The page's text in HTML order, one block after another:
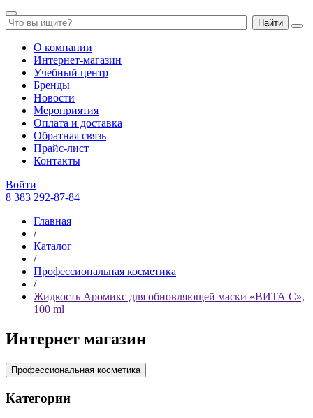
Найти
О компании
Интернет-магазин
Учебный центр
Бренды
Новости
Мероприятия
Оплата и доставка
Обратная связь
Прайс-лист
Контакты
Войти
8 383 292-87-84
Главная
/
Каталог
/
Профессиональная косметика
/
Жидкость Аромикс для обновляющей маски «ВИТА С»,
100 ml
Интернет магазин
Профессиональная косметика
Категории